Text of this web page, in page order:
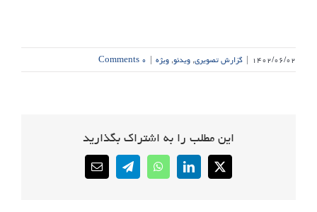
۱۴۰۲/۰۶/۰۲ | گزارش تصویری,ویدئو,ویژه | ۰ Comments
این مطلب را به اشتراک بگذارید
X
LinkedIn
WhatsApp
Telegram
Email